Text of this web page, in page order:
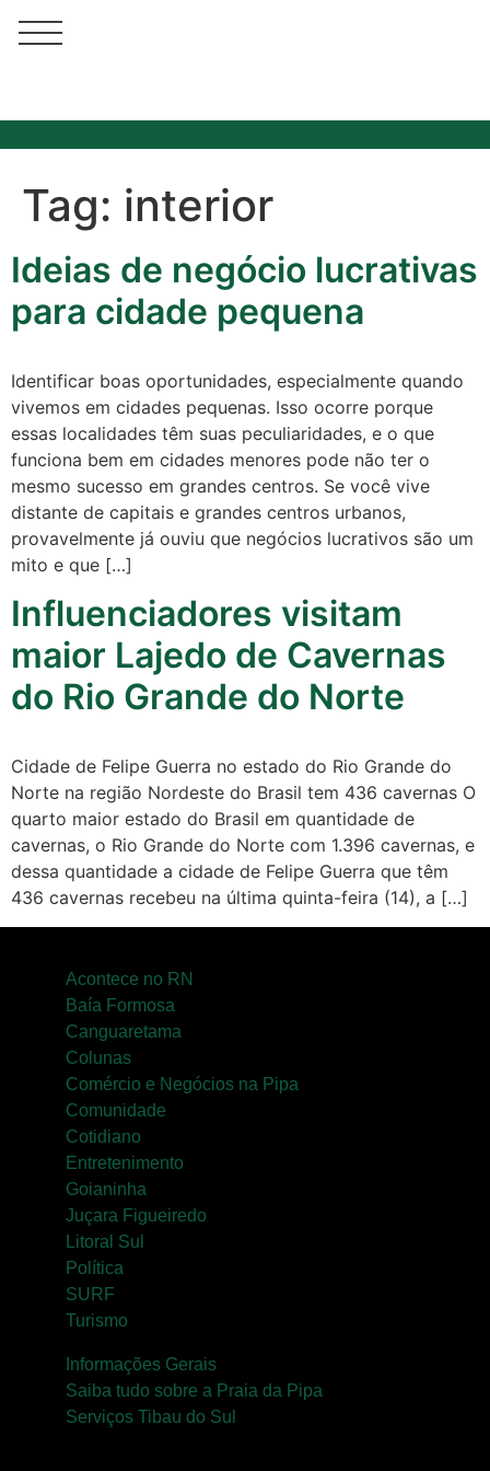
Cotidiano
Comunidade
Acontece no
RN
Comércio e
Negócios na
Pipa
Política
Turismo
Entretenimento
Litoral Sul
Baía Formosa
Goianinha
Gastronomia
PIPA
Surf
Informações
Gerais
Serviços Tibau
do Sul
Previsão do
Surf
Tag: interior
Ideias de negócio lucrativas
para cidade pequena
Identificar boas oportunidades, especialmente quando
vivemos em cidades pequenas. Isso ocorre porque
essas localidades têm suas peculiaridades, e o que
funciona bem em cidades menores pode não ter o
mesmo sucesso em grandes centros. Se você vive
distante de capitais e grandes centros urbanos,
provavelmente já ouviu que negócios lucrativos são um
mito e que […]
Influenciadores visitam
maior Lajedo de Cavernas
do Rio Grande do Norte
Cidade de Felipe Guerra no estado do Rio Grande do
Norte na região Nordeste do Brasil tem 436 cavernas O
quarto maior estado do Brasil em quantidade de
cavernas, o Rio Grande do Norte com 1.396 cavernas, e
dessa quantidade a cidade de Felipe Guerra que têm
436 cavernas recebeu na última quinta-feira (14), a […]
Acontece no RN
Baía Formosa
Canguaretama
Colunas
Comércio e Negócios na Pipa
Comunidade
Cotidiano
Entretenimento
Goianinha
Juçara Figueiredo
Litoral Sul
Política
SURF
Turismo
Informações Gerais
Saiba tudo sobre a Praia da Pipa
Serviços Tibau do Sul